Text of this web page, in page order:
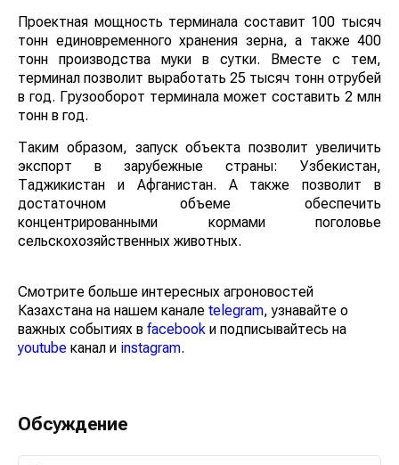
Проектная мощность терминала составит 100 тысяч
тонн единовременного хранения зерна, а также 400
тонн производства муки в сутки. Вместе с тем,
терминал позволит выработать 25 тысяч тонн отрубей
в год. Грузооборот терминала может составить 2 млн
тонн в год.
Таким образом, запуск объекта позволит увеличить
экспорт в зарубежные страны: Узбекистан,
Таджикистан и Афганистан. А также позволит в
достаточном объеме обеспечить
концентрированными кормами поголовье
сельскохозяйственных животных.
Смотрите больше интересных агроновостей
Казахстана на нашем канале telegram, узнавайте о
важных событиях в facebook и подписывайтесь на
youtube канал и instagram.
Обсуждение